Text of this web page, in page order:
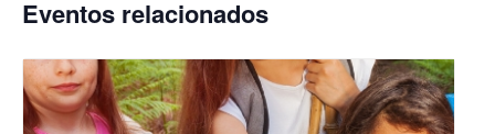
Eventos relacionados